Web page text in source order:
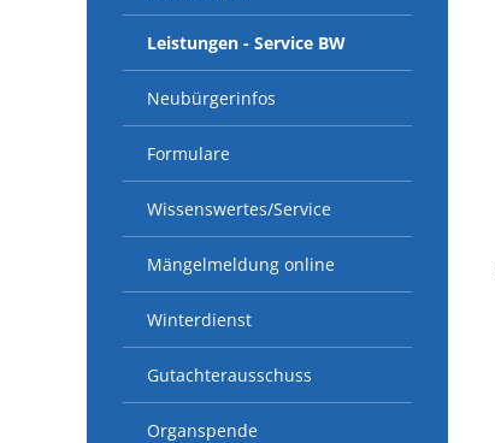
Leistungen - Service BW
Neubürgerinfos
Formulare
Wissenswertes/Service
Mängelmeldung online
Winterdienst
Gutachterausschuss
Organspende